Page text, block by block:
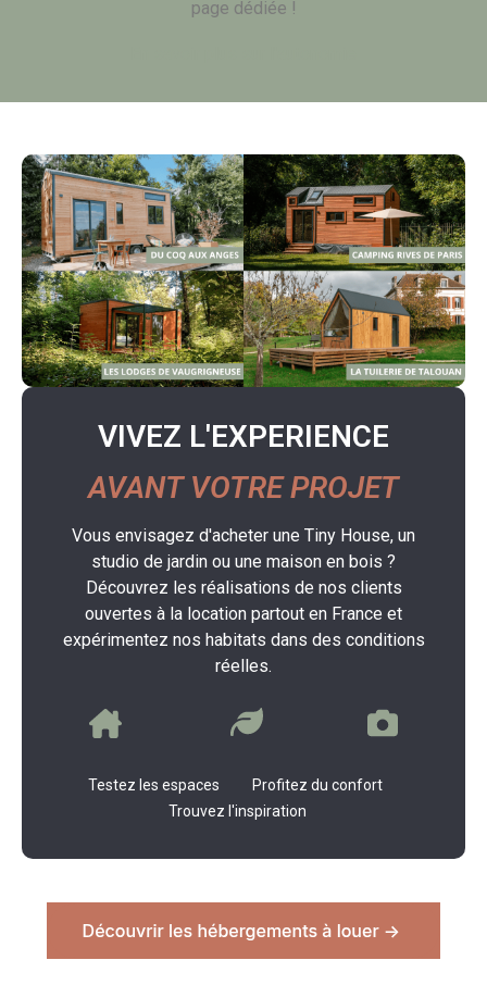
page dédiée !
VIVEZ L'EXPERIENCE
AVANT VOTRE PROJET
Vous envisagez d'acheter une Tiny House, un
studio de jardin ou une maison en bois ?
Découvrez les réalisations de nos clients
ouvertes à la location partout en France et
expérimentez nos habitats dans des conditions
réelles.
Testez les espaces Profitez du confort
Trouvez l'inspiration